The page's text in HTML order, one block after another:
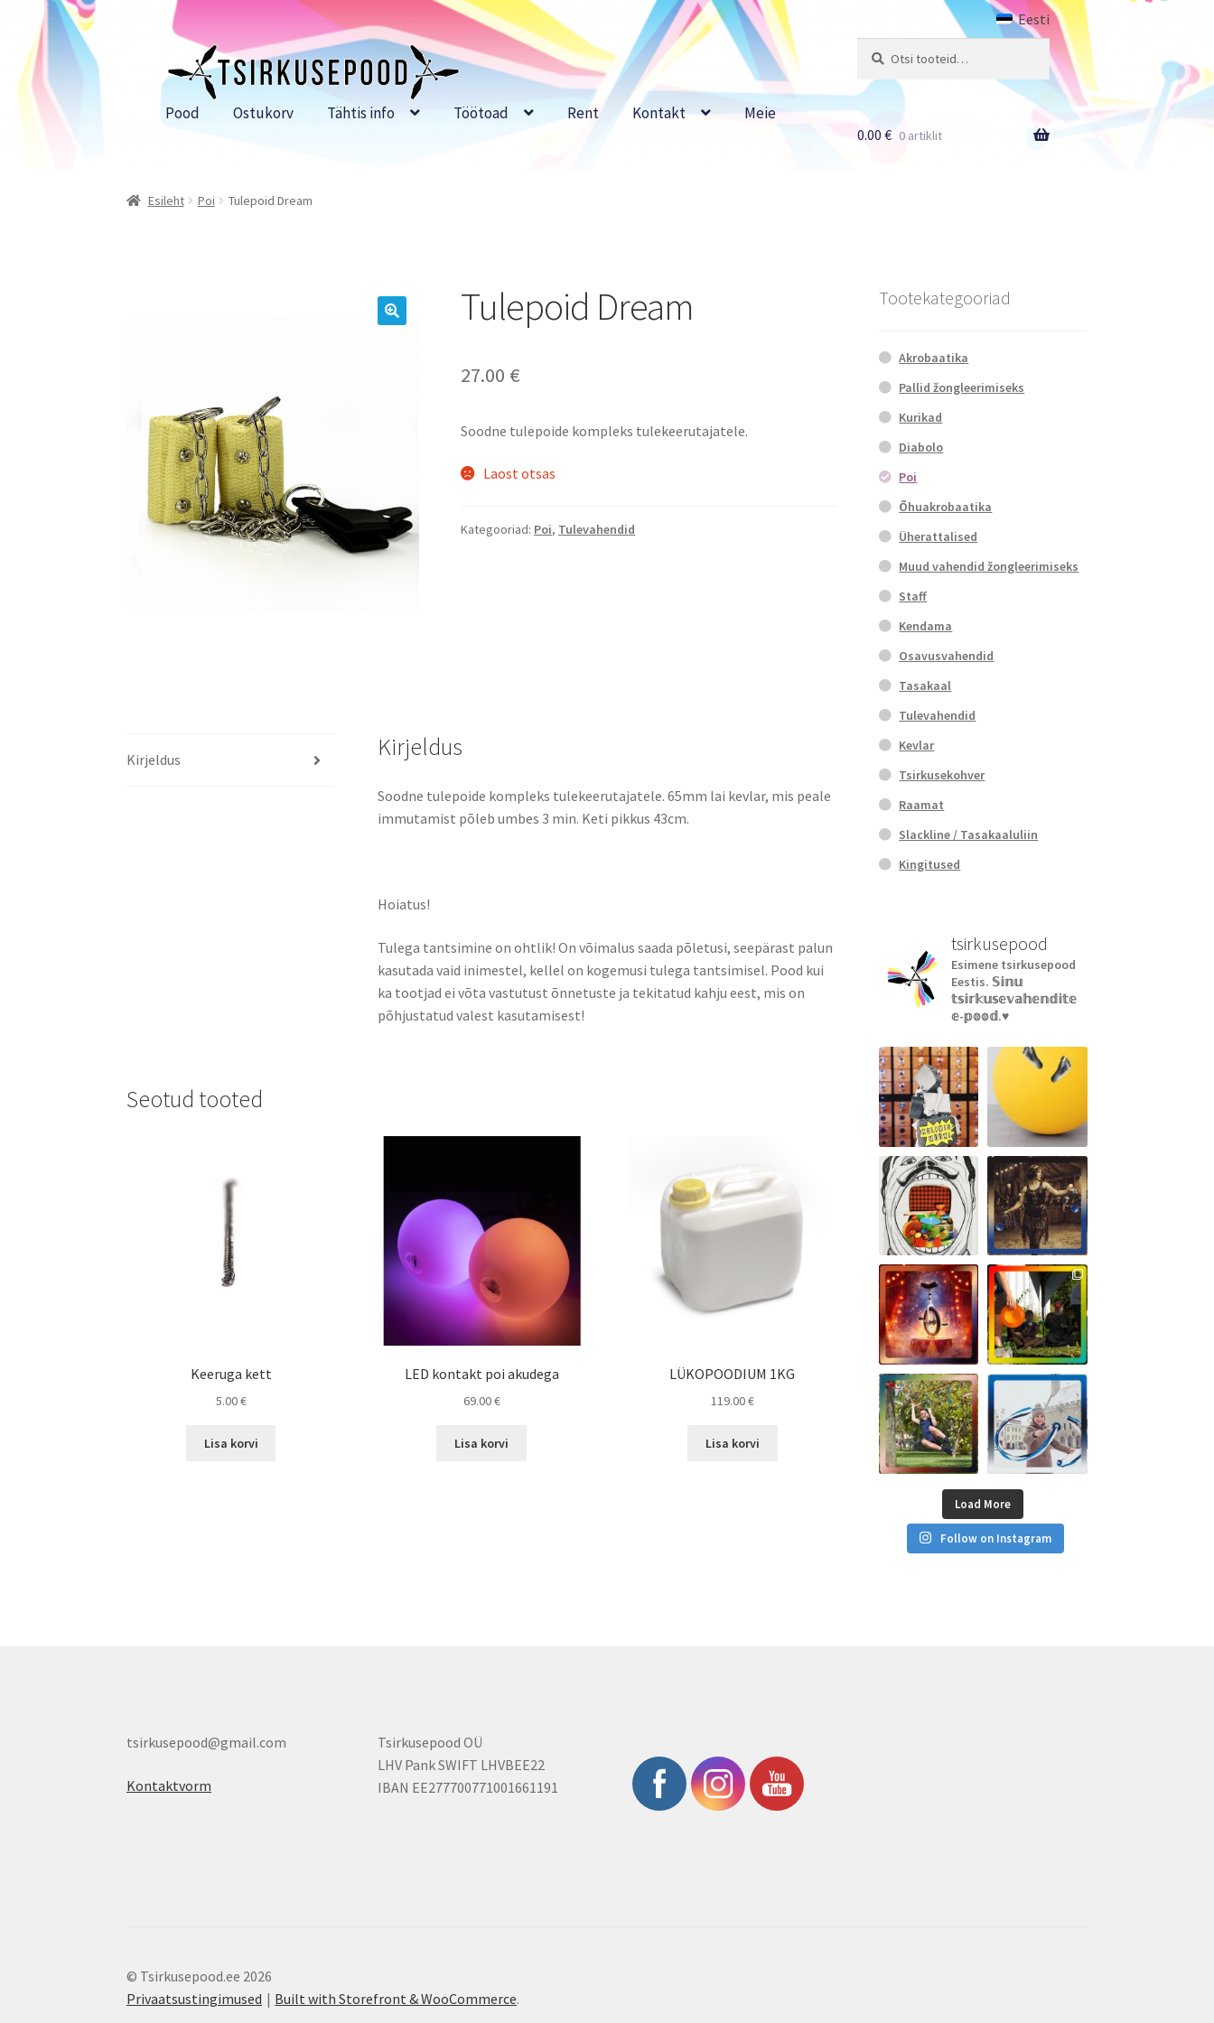
Liigu
navigeerimisele
Liigu
sisu
Eesti
Pood Ostukorv Tähtis info Töötoad Rent Kontakt Meie
0.00€ 0 artiklit
Esileht Poi Tulepoid Dream
Tulepoid Dream
27.00 €
Soodne tulepoide kompleks tulekeerutajatele.
Laost otsas
Kategooriad: Poi, Tulevahendid
Kirjeldus Kirjeldus
Soodne tulepoide kompleks tulekeerutajatele. 65mm lai kevlar, mis peale
immutamist põleb umbes 3 min. Keti pikkus 43cm.
Hoiatus!
Tulega tantsimine on ohtlik! On võimalus saada põletusi, seepärast palun
kasutada vaid inimestel, kellel on kogemusi tulega tantsimisel. Pood kui
ka tootjad ei võta vastutust õnnetuste ja tekitatud kahju eest, mis on
põhjustatud valest kasutamisest!
Seotud tooted
Keeruga kett
5.00€
Lisa korvi
LED kontakt poi akudega
69.00€
Lisa korvi
LÜKOPOODIUM 1KG
119.00€
Lisa korvi
Tootekategooriad
Akrobaatika
Pallid žongleerimiseks
Kurikad
Diabolo
Poi
Õhuakrobaatika
Üherattalised
Muud vahendid žongleerimiseks
Staff
Kendama
Osavusvahendid
Tasakaal
Tulevahendid
Kevlar
Tsirkusekohver
Raamat
Slackline / Tasakaaluliin
Kingitused
tsirkusepood
Esimene tsirkusepood
Eestis. 𝕊𝕚𝕟𝕦
𝕥𝕤𝕚𝕣𝕜𝕦𝕤𝕖𝕧𝕒𝕙𝕖𝕟𝕕𝕚𝕥𝕖
𝕖-𝕡𝕠𝕠𝕕.♥︎
Load More
Follow on Instagram
tsirkusepood@gmail.com
Kontaktvorm
Tsirkusepood OÜ
LHV Pank SWIFT LHVBEE22
IBAN EE277700771001661191
© Tsirkusepood.ee 2026
Privaatsustingimused
Built with Storefront & WooCommerce.